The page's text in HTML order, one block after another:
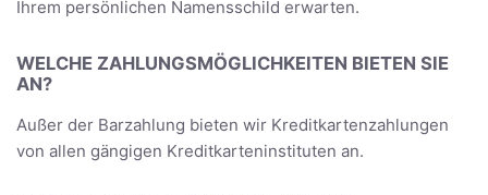
Ihrem persönlichen Namensschild erwarten.
WELCHE ZAHLUNGSMÖGLICHKEITEN BIETEN SIE
AN?
Außer der Barzahlung bieten wir Kreditkartenzahlungen
von allen gängigen Kreditkarteninstituten an.